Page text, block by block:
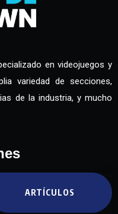
en videojuegos y
variedad de secciones,
de la industria, y mucho
ARTÍCULOS